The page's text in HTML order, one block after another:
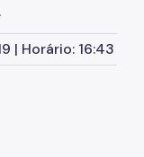
| Horário: 16:43